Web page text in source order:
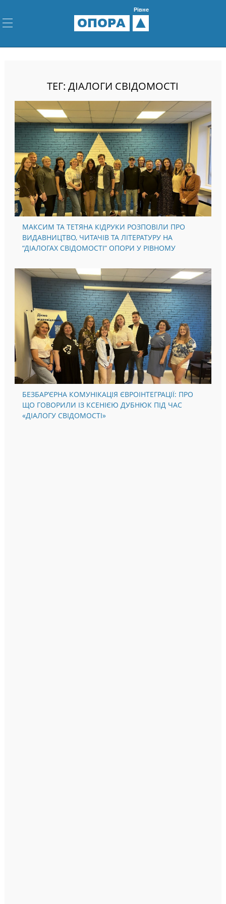
ОПОРА
Рівне
ТЕГ: ДІАЛОГИ СВІДОМОСТІ
МАКСИМ ТА ТЕТЯНА КІДРУКИ РОЗПОВІЛИ ПРО
ВИДАВНИЦТВО, ЧИТАЧІВ ТА ЛІТЕРАТУРУ НА
“ДІАЛОГАХ СВІДОМОСТІ” ОПОРИ У РІВНОМУ
БЕЗБАР’ЄРНА КОМУНІКАЦІЯ ЄВРОІНТЕГРАЦІЇ: ПРО
ЩО ГОВОРИЛИ ІЗ КСЕНІЄЮ ДУБНЮК ПІД ЧАС
«ДІАЛОГУ СВІДОМОСТІ»